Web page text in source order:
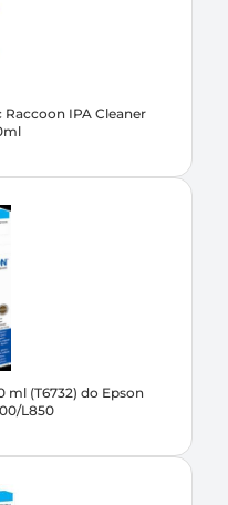
IPA Cleaner
(T6732) do Epson
L850